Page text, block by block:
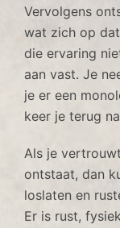
Vervolgens
wat zich op
die ervaring
aan vast. Je
je er een
keer je terug
Als je
ontstaat, dan
loslaten en
Er is rust,